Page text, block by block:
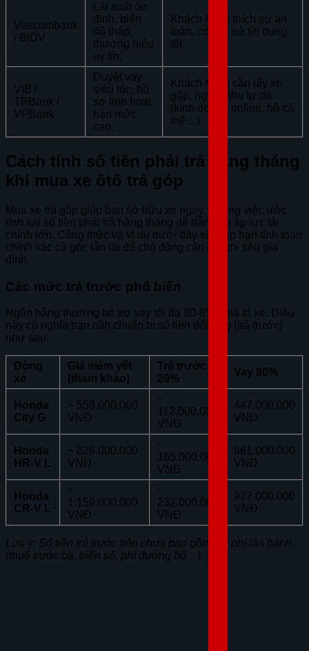
Vietcombank
/ BIDV
Lãi suất ổn
định, biên
độ thấp,
thương hiệu
uy tín.
Khách hàng thích sự an
toàn, có lịch sử tín dụng
tốt.
VIB /
TPBank /
VPBank
Duyệt vay
siêu tốc, hồ
sơ linh hoạt,
hạn mức
cao.
Khách hàng cần lấy xe
gấp, nguồn thu tự do
(kinh doanh online, hộ cá
thể…).
Cách tính số tiền phải trả hàng tháng
khi mua xe ôtô trả góp
Mua xe trả góp giúp bạn sở hữu xe ngay, nhưng việc ước
tính sai số tiền phải trả hàng tháng dễ dẫn đến áp lực tài
chính lớn. Công thức và ví dụ dưới đây sẽ giúp bạn tính toán
chính xác cả gốc lẫn lãi để chủ động cân đối chi tiêu gia
đình.
Các mức trả trước phổ biến
Ngân hàng thường hỗ trợ vay tối đa 80-85% giá trị xe. Điều
này có nghĩa bạn cần chuẩn bị số tiền đối ứng (trả trước)
như sau:
Dòng
xe
Giá niêm yết
(tham khảo)
Trả trước
20%
Vay 80%
Honda
City G
~ 559.000.000
VNĐ
~
112.000.000
VNĐ
447.000.000
VNĐ
Honda
HR-V L
~ 826.000.000
VNĐ
~
165.000.000
VNĐ
661.000.000
VNĐ
Honda
CR-V L
~
1.159.000.000
VNĐ
~
232.000.000
VNĐ
927.000.000
VNĐ
Lưu ý: Số tiền trả trước trên chưa bao gồm chi phí lăn bánh
(thuế trước bạ, biển số, phí đường bộ…).